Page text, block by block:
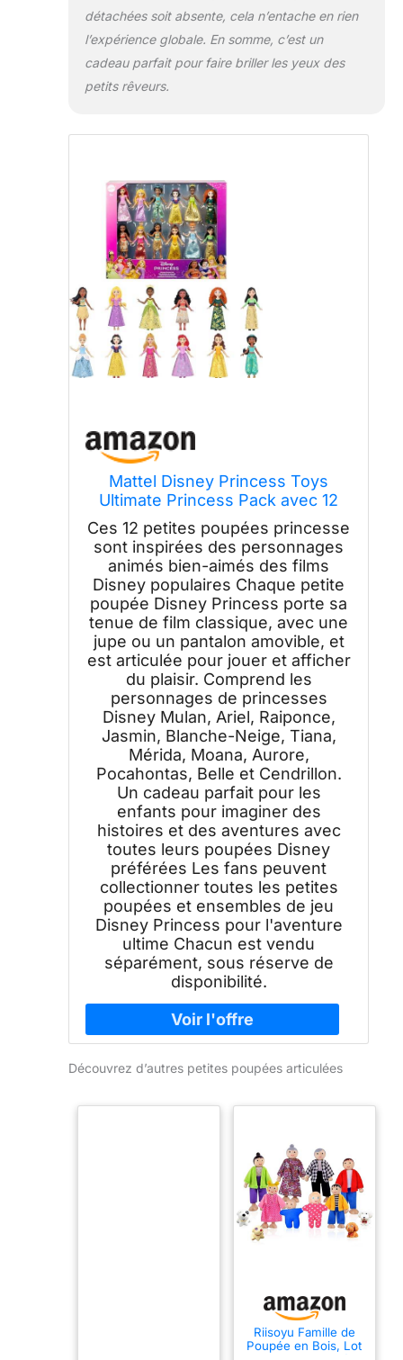
détachées soit absente, cela n’entache en rien
l’expérience globale. En somme, c’est un
cadeau parfait pour faire briller les yeux des
petits rêveurs.
Mattel Disney Princess Toys
Ultimate Princess Pack avec 12
Petites poupées articulées avec
des vêtements étincelants
inspirés des Films Disney
Ces 12 petites poupées princesse
sont inspirées des personnages
animés bien-aimés des films
Disney populaires Chaque petite
poupée Disney Princess porte sa
tenue de film classique, avec une
jupe ou un pantalon amovible, et
est articulée pour jouer et afficher
du plaisir. Comprend les
personnages de princesses
Disney Mulan, Ariel, Raiponce,
Jasmin, Blanche-Neige, Tiana,
Mérida, Moana, Aurore,
Pocahontas, Belle et Cendrillon.
Un cadeau parfait pour les
enfants pour imaginer des
histoires et des aventures avec
toutes leurs poupées Disney
préférées Les fans peuvent
collectionner toutes les petites
poupées et ensembles de jeu
Disney Princess pour l'aventure
ultime Chacun est vendu
séparément, sous réserve de
disponibilité.
Découvrez d’autres petites poupées articulées
Riisoyu Famille de
Poupée en Bois, Lot